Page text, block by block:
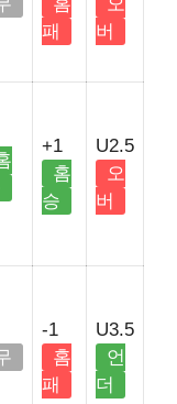
패
버
+1
홈
승
U2.5
오
버
-1
홈
패
U3.5
언
더